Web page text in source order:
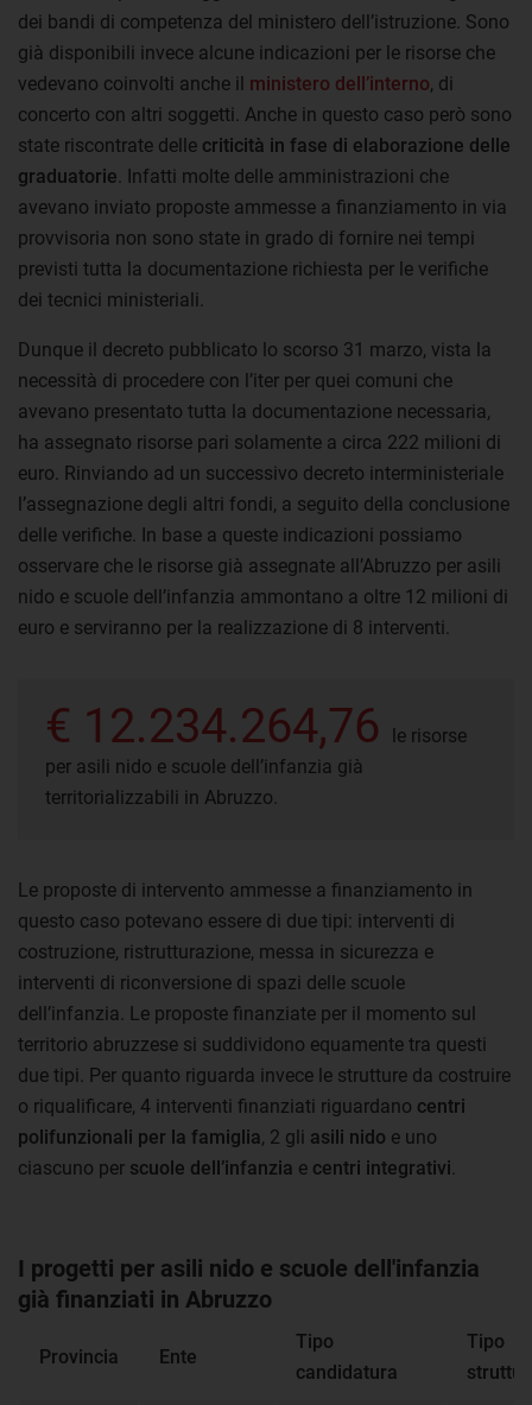
dei bandi di competenza del ministero dell’istruzione. Sono
già disponibili invece alcune indicazioni per le risorse che
vedevano coinvolti anche il ministero dell’interno, di
concerto con altri soggetti. Anche in questo caso però sono
state riscontrate delle criticità in fase di elaborazione delle
graduatorie . Infatti molte delle amministrazioni che
avevano inviato proposte ammesse a finanziamento in via
provvisoria non sono state in grado di fornire nei tempi
previsti tutta la documentazione richiesta per le verifiche
dei tecnici ministeriali.
Dunque il decreto pubblicato lo scorso 31 marzo, vista la
necessità di procedere con l’iter per quei comuni che
avevano presentato tutta la documentazione necessaria,
ha assegnato risorse pari solamente a circa 222 milioni di
euro. Rinviando ad un successivo decreto interministeriale
l’assegnazione degli altri fondi, a seguito della conclusione
delle verifiche. In base a queste indicazioni possiamo
osservare che le risorse già assegnate all’Abruzzo per asili
nido e scuole dell’infanzia ammontano a oltre 12 milioni di
euro e serviranno per la realizzazione di 8 interventi.
€ 12.234.264,76
le risorse
per asili nido e scuole dell’infanzia già
territorializzabili in Abruzzo.
Le proposte di intervento ammesse a finanziamento in
questo caso potevano essere di due tipi: interventi di
costruzione, ristrutturazione, messa in sicurezza e
interventi di riconversione di spazi delle scuole
dell’infanzia. Le proposte finanziate per il momento sul
territorio abruzzese si suddividono equamente tra questi
due tipi. Per quanto riguarda invece le strutture da costruire
o riqualificare, 4 interventi finanziati riguardano centri
polifunzionali per la famiglia, 2 gli asili nido e uno
ciascuno per scuole dell’infanzia e centri integrativi
I progetti per asili nido e scuole dell'infanzia
già finanziati in Abruzzo
Provincia Ente
Tipo
candidatura
Tipo